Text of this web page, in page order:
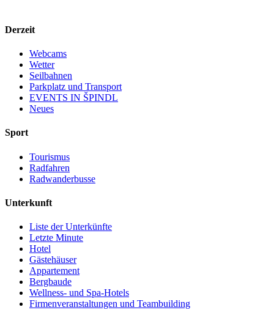
Derzeit
Webcams
Wetter
Seilbahnen
Parkplatz und Transport
EVENTS IN ŠPINDL
Neues
Sport
Tourismus
Radfahren
Radwanderbusse
Unterkunft
Liste der Unterkünfte
Letzte Minute
Hotel
Gästehäuser
Appartement
Bergbaude
Wellness- und Spa-Hotels
Firmenveranstaltungen und Teambuilding